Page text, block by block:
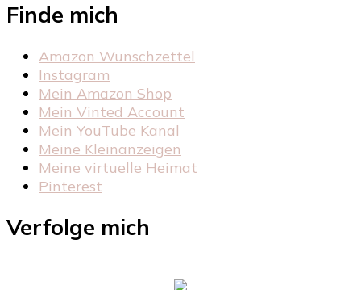
Finde mich
Amazon Wunschzettel
Instagram
Mein Amazon Shop
Mein Vinted Account
Mein YouTube Kanal
Meine Kleinanzeigen
Meine virtuelle Heimat
Pinterest
Verfolge mich